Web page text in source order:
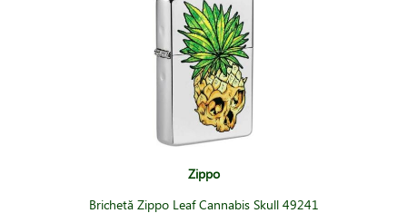
Zippo
Brichetă Zippo Leaf Cannabis Skull 49241